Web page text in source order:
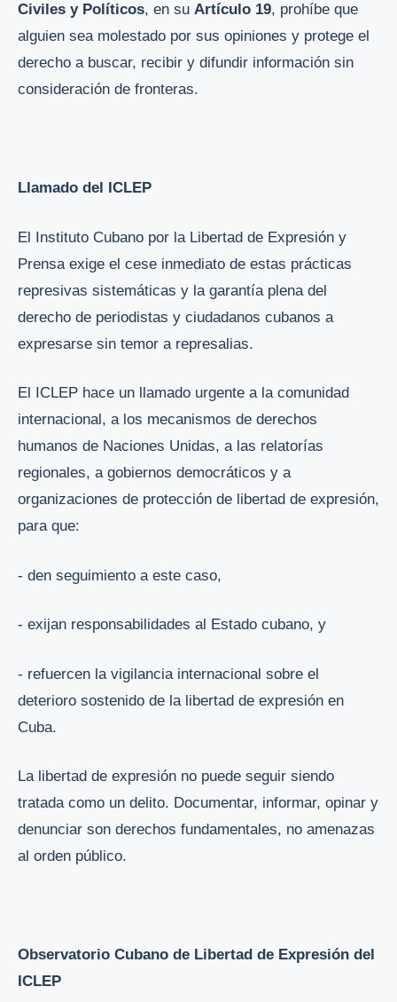
Civiles y Políticos, en su Artículo 19, prohíbe que
alguien sea molestado por sus opiniones y protege el
derecho a buscar, recibir y difundir información sin
consideración de fronteras.
Llamado del ICLEP
El Instituto Cubano por la Libertad de Expresión y
Prensa exige el cese inmediato de estas prácticas
represivas sistemáticas y la garantía plena del
derecho de periodistas y ciudadanos cubanos a
expresarse sin temor a represalias.
El ICLEP hace un llamado urgente a la comunidad
internacional, a los mecanismos de derechos
humanos de Naciones Unidas, a las relatorías
regionales, a gobiernos democráticos y a
organizaciones de protección de libertad de expresión,
para que:
- den seguimiento a este caso,
- exijan responsabilidades al Estado cubano, y
- refuercen la vigilancia internacional sobre el
deterioro sostenido de la libertad de expresión en
Cuba.
La libertad de expresión no puede seguir siendo
tratada como un delito. Documentar, informar, opinar y
denunciar son derechos fundamentales, no amenazas
al orden público.
Observatorio Cubano de Libertad de Expresión del
ICLEP